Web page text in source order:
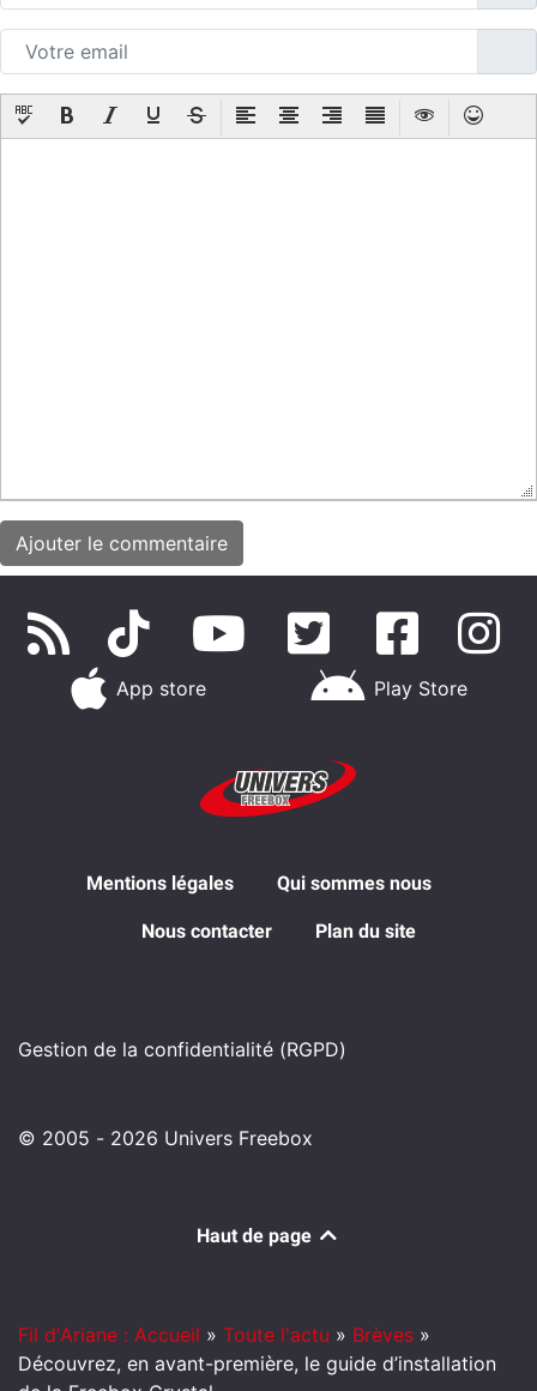
App store Play Store
Mentions légales Qui sommes nous
Nous contacter Plan du site
Gestion de la confidentialité (RGPD)
© 2005 - 2026 Univers Freebox
Haut de page
Fil d'Ariane : Accueil » Toute l'actu » Brèves »
Découvrez, en avant-première, le guide d’installation